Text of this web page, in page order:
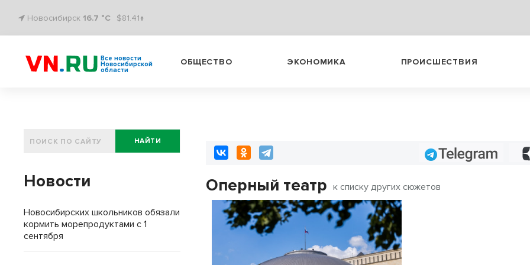
Новосибирск 16.7 °C $81.41↑
Все новости
Новосибирской
области
ОБЩЕСТВО ЭКОНОМИКА ПРОИСШЕСТВИЯ
Telegram
Оперный театр к списку других сюжетов
НАЙТИ
Новости
Новосибирских школьников обязали
кормить морепродуктами с 1
сентября